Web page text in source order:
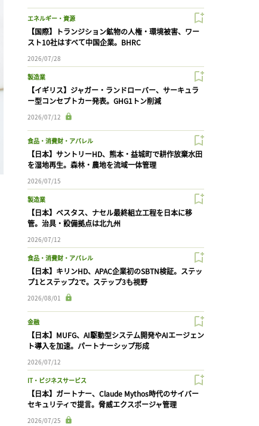
エネルギー・資源
【国際】トランジション鉱物の人権・環境被害、ワー
スト10社はすべて中国企業。BHRC
2026/07/28
製造業
【イギリス】ジャガー・ランドローバー、サーキュラ
ー型コンセプトカー発表。GHG1トン削減
2026/07/12
食品・消費財・アパレル
【日本】サントリーHD、熊本・益城町で耕作放棄水田
を湿地再生。森林・農地を流域一体管理
2026/07/15
製造業
【日本】ベスタス、ナセル最終組立工程を日本に移
管。治具・設備拠点は北九州
2026/07/12
食品・消費財・アパレル
【日本】キリンHD、APAC企業初のSBTN検証。ステッ
プ1とステップ2で。ステップ3も視野
2026/08/01
金融
【日本】MUFG、AI駆動型システム開発やAIエージェン
ト導入を加速。パートナーシップ形成
2026/07/12
IT・ビジネスサービス
【日本】ガートナー、Claude Mythos時代のサイバー
セキュリティで提言。脅威エクスポージャ管理
2026/07/25